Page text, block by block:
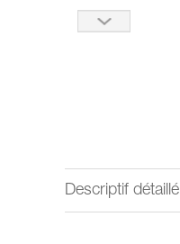
Descriptif détaillé